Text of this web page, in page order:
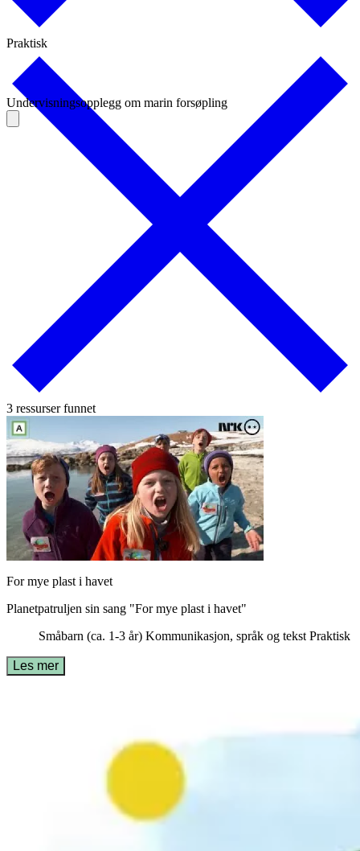
Undervisningsopplegg om marin forsøpling
Praktisk
3 ressurser funnet
For mye plast i havet
Planetpatruljen sin sang "For mye plast i havet"
Småbarn (ca. 1-3 år) Kommunikasjon, språk og tekst Praktisk
Les mer